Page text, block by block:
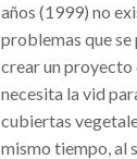
años (1999) no
problemas que se
crear un proyecto
necesita la vid
cubiertas
mismo tiempo, al